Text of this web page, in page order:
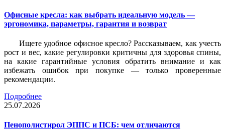
Офисные кресла: как выбрать идеальную модель —
эргономика, параметры, гарантия и возврат
Ищете удобное офисное кресло? Рассказываем, как учесть
рост и вес, какие регулировки критичны для здоровья спины,
на какие гарантийные условия обратить внимание и как
избежать ошибок при покупке — только проверенные
рекомендации.
Подробнее
25.07.2026
Пенополистирол ЭППС и ПСБ: чем отличаются